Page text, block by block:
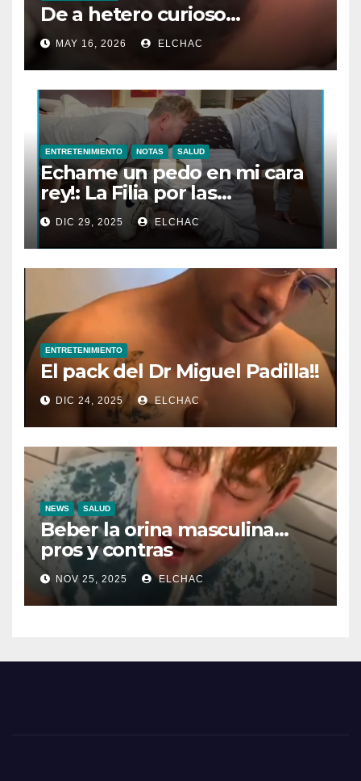
De a hetero curioso…
MAY 16, 2026 ELCHAC
ENTRETENIMIENTO NOTAS SALUD
Echame un pedo en mi cara
rey!: La Filia por las
Flatulencias”
DIC 29, 2025 ELCHAC
ENTRETENIMIENTO
El pack del Dr Miguel Padilla!!
DIC 24, 2025 ELCHAC
NEWS SALUD
Beber la orina masculina…
pros y contras
NOV 25, 2025 ELCHAC